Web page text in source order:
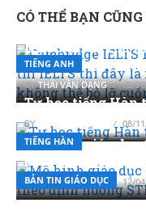
CÓ THỂ BẠN
TIẾNG ANH
IELTS thì đây là
thể bỏ lỡ cuốn này
BYTHÁI VĂN DẠNG 22/
TIẾNG HÀN
Tự học tiếng Hàn
BY THÁI VĂN DẠNG 08/
BẢN TIN GIÁO DỤC
Mô hình giáo dục
định hướng STEM?
BYTHÁI VĂN DẠNG 12/